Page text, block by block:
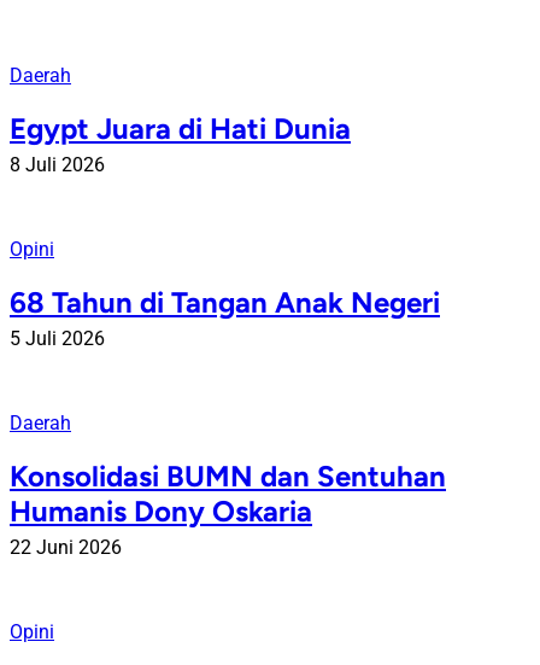
Daerah
Egypt Juara di Hati Dunia
8 Juli 2026
Opini
68 Tahun di Tangan Anak Negeri
5 Juli 2026
Daerah
Konsolidasi BUMN dan Sentuhan
Humanis Dony Oskaria
22 Juni 2026
Opini